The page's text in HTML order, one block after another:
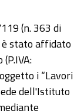
(n. 363 di
stato affidato
i “Lavori
dell'Istituto